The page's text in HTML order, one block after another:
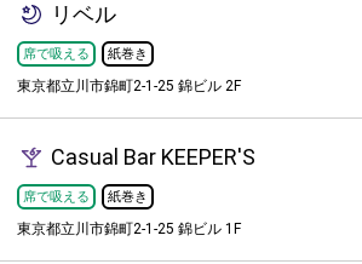
リベル
席で吸える 紙巻き
東京都立川市錦町2-1-25 錦ビル 2F
Casual Bar KEEPER'S
席で吸える 紙巻き
東京都立川市錦町2-1-25 錦ビル 1F